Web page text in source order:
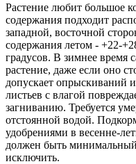
Растение любит большое
содержания подходит
западной, восточной
содержания летом - +22-
градусов. В зимнее время
растение, даже если оно
допускает опрыскиваний
листьев с влагой
загниванию. Требуется
отстоянной водой.
удобрениями в весенне-
должен быть
исключить.